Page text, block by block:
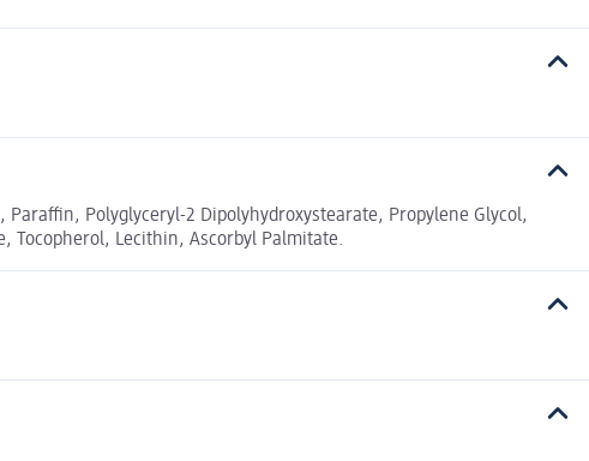
Polyglyceryl-2 Dipolyhydroxystearate, Propylene Glycol,
Tocopherol, Lecithin, Ascorbyl Palmitate.